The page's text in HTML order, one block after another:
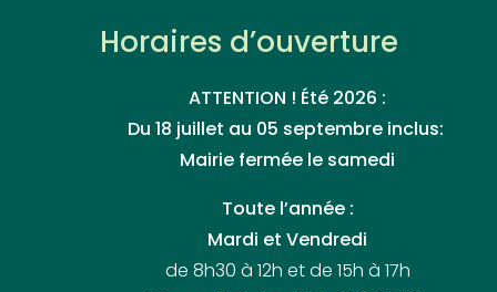
Horaires d’ouverture
ATTENTION ! Été 2026 :
Du 18 juillet au 05 septembre inclus:
Mairie fermée le samedi
Toute l’année :
Mardi et Vendredi
de 8h30 à 12h et de 15h à 17h